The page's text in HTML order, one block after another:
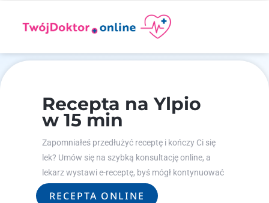
Recepta na Ylpio
w 15 min
Zapomniałeś przedłużyć receptę i kończy Ci się
lek? Umów się na szybką konsultację online, a
lekarz wystawi e-receptę, byś mógł kontynuować
leczenie.
RECEPTA ONLINE